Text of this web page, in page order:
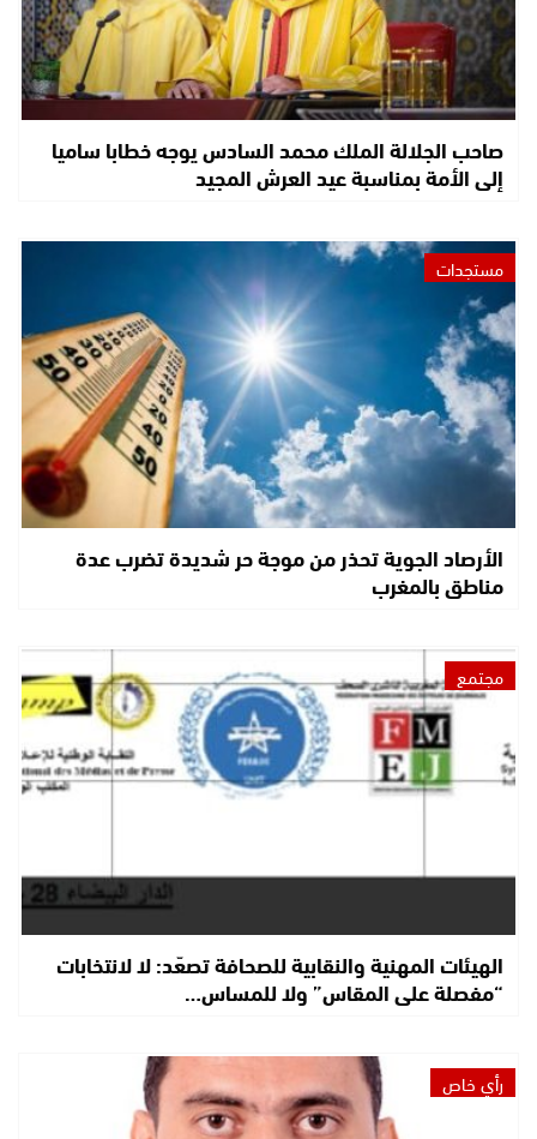
صاحب الجلالة الملك محمد السادس يوجه خطابا ساميا
إلى الأمة بمناسبة عيد العرش المجيد
مستجدات
الأرصاد الجوية تحذر من موجة حر شديدة تضرب عدة
مناطق بالمغرب
مجتمع
الهيئات المهنية والنقابية للصحافة تصعّد: لا لانتخابات
“مفصلة على المقاس” ولا للمساس…
رأي خاص